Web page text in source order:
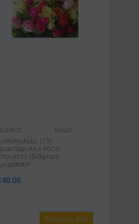
Ros20
(15)
60cm.
(διάφορα
40.00
Έκπτωση 28%